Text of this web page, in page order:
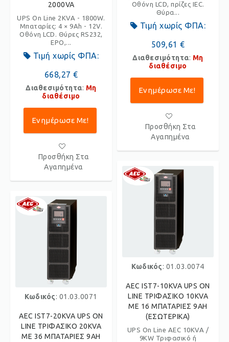
2000VA
UPS On Line 2KVA - 1800W.
Μπαταρίες: 4 × 9Ah - 12V.
Οθόνη LCD. Θύρες RS232,
EPO,...
Τιμή χωρίς ΦΠΑ:
668,27 €
Διαθεσιμότητα: Μη
διαθέσιμο
Ενημέρωσε Με!
Προσθήκη Στα
Αγαπημένα
Κωδικός: 01.03.0071
AEC IST7-20KVA UPS ON
LINE ΤΡΙΦΑΣΙΚΟ 20KVA
ΜΕ 36 ΜΠΑΤΑΡΙΕΣ 9AH
Οθόνη LCD, πρίζες IEC.
Θύρα...
Τιμή χωρίς ΦΠΑ:
509,61 €
Διαθεσιμότητα: Μη
διαθέσιμο
Ενημέρωσε Με!
Προσθήκη Στα
Αγαπημένα
Κωδικός: 01.03.0074
AEC IST7-10KVA UPS ON
LINE ΤΡΙΦΑΣΙΚΟ 10KVA
ΜΕ 16 ΜΠΑΤΑΡΙΕΣ 9AH
(ΕΣΩΤΕΡΙΚΑ)
UPS On Line AEC 10KVA /
9KW Τριφασικό ή